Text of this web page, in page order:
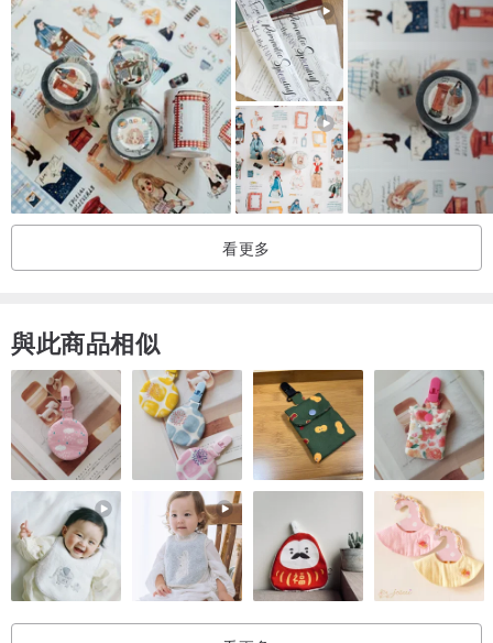
紙質：亮面日本和紙
自帶離型紙
台灣製造
看更多
與此商品相似